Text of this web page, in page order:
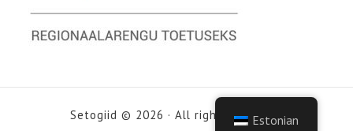
Setogiid © 2026 · All rights reserved
Estonian